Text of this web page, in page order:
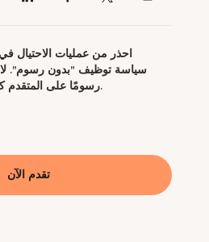
احذر من عمليات الاحتيال
سياسة توظيف "بدون رسوم". لا
رسومًا على المتقدم كجزء من عملية التقديم.
تقدم الآن